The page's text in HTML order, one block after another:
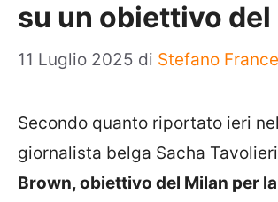
su un obiettivo del
11 Luglio 2025 di Stefano
Secondo quanto riportato ieri
giornalista belga Sacha
Brown, obiettivo del Milan per